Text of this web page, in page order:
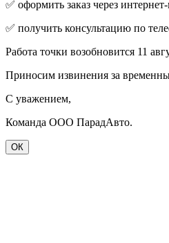
✅ оформить заказ через
✅ получить консультацию по
Работа точки возобновится 11
Приносим извинения за
С уважением,
Команда ООО ПарадАвто.
ОК